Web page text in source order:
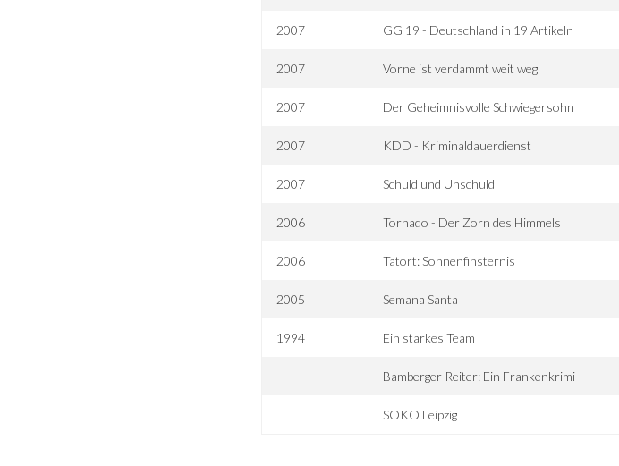
2007 GG 19 - Deutschland in 19 Artikeln
2007 Vorne ist verdammt weit weg
2007 Der Geheimnisvolle Schwiegersohn
2007 KDD - Kriminaldauerdienst
2007 Schuld und Unschuld
2006 Tornado - Der Zorn des Himmels
2006 Tatort: Sonnenfinsternis
2005 Semana Santa
1994 Ein starkes Team
Bamberger Reiter: Ein Frankenkrimi
SOKO Leipzig